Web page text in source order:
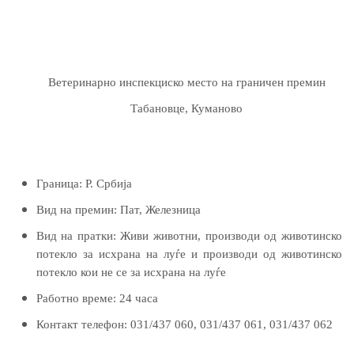
Ветеринарно инспекциско место на граничен премин
Табановце, Куманово
Граница: Р. Србија
Вид на премин: Пат, Железница
Вид на пратки:Живи животни, производи од животинско
потекло за исхрана на луѓе и производи од животинско
потекло кои не се за исхрана на луѓе
Работно време: 24 часа
Контакт телефон: 031/437 060, 031/437 061, 031/437 062